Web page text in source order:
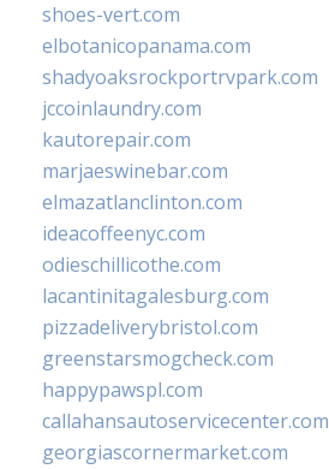
shoes-vert.com
elbotanicopanama.com
shadyoaksrockportrvpark.com
jccoinlaundry.com
kautorepair.com
marjaeswinebar.com
elmazatlanclinton.com
ideacoffeenyc.com
odieschillicothe.com
lacantinitagalesburg.com
pizzadeliverybristol.com
greenstarsmogcheck.com
happypawspl.com
callahansautoservicecenter.com
georgiascornermarket.com